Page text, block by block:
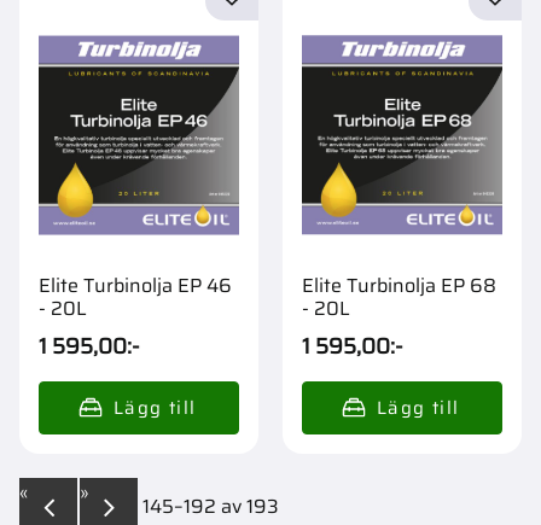
Elite Turbinolja EP 46
- 20L
1 595,00:-
Lägg till i favoriter
Elite Turbinolja EP 68
- 20L
1 595,00:-
145–192 av193
« »